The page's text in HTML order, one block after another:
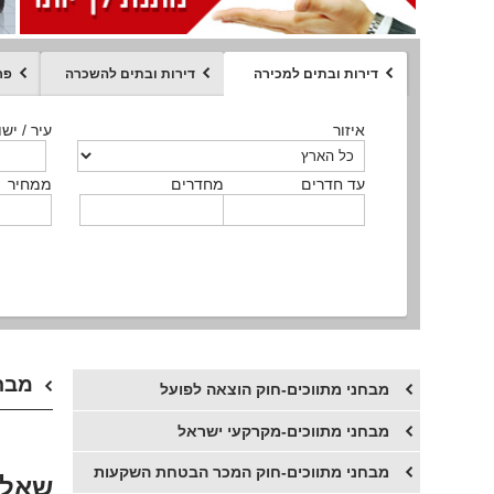
דירות ובתים למכירה דירות ובתים להשכרה
איזור
מחדרים עד חדרים
עיר /
ממחיר
איזור
מחדרים עד חדרים
עיר /
ממחיר
איזור
מחדרים עד חדרים
עיר /
ממחיר
איזור
סוג הנכס
עיר /
ממחיר
סוג הנכס ממחיר איזור
מחדרים עד חדרים
עיר /
מקומה
איזור
סוג הנכס
עיר / ישוב
ממחיר
מבחני מתווכים-חוק הוצאה לפועל
מבחני מתווכים-מקרקעי ישראל
מבחני מתווכים-חוק המכר הבטחת השקעות